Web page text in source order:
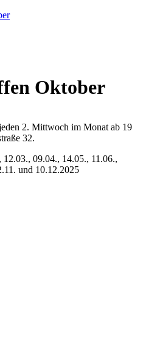
Oktober
2. Mittwoch im Monat ab 19
32.
09.04., 14.05., 11.06.,
und 10.12.2025